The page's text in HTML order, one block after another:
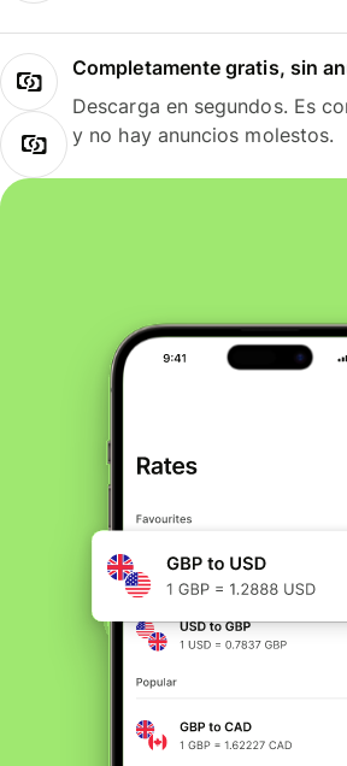
Completamente gratis, sin
Descarga en segundos. Es
y no hay anuncios molestos.